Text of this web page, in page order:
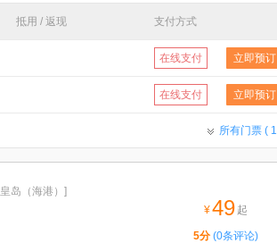
抵用 / 返现 支付方式
在线支付 立即预订
在线支付 立即预订
所有门票 ( 1
岛（海港）]
¥49 起
5分(0条评论)